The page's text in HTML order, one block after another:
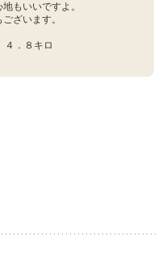
もいいですよ。
ざいます。
．８キロ